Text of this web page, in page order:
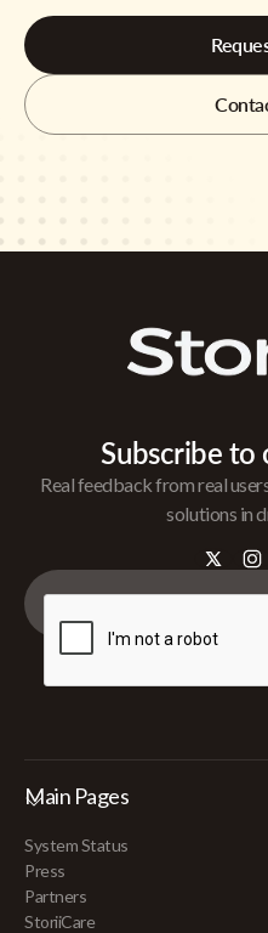
Subscribe to
Real feedback from real
solutions in
Main Pages
System Status
Press
Partners
StoriiCare